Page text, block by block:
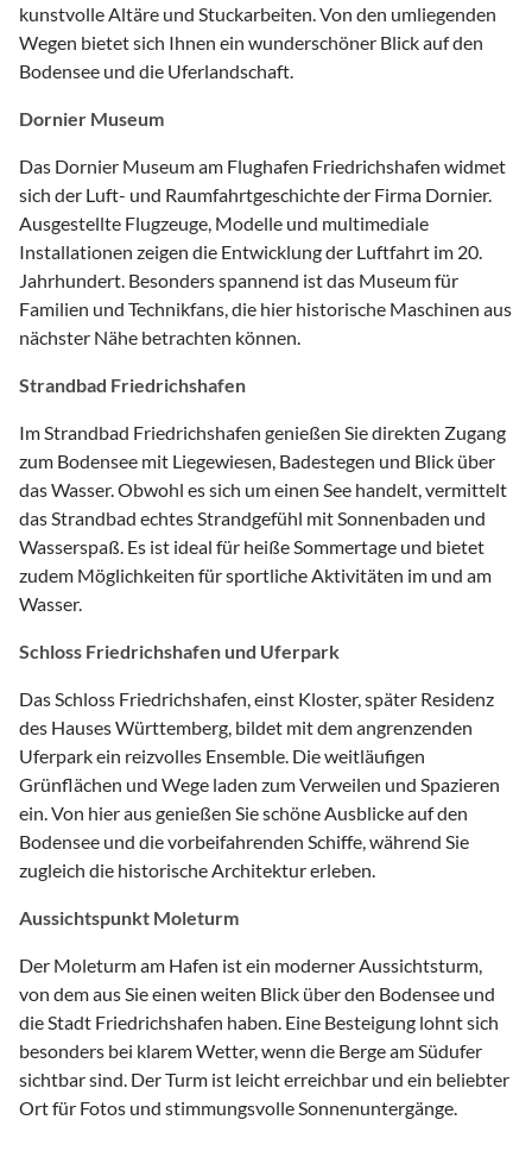
kunstvolle Altäre und Stuckarbeiten. Von den umliegenden
Wegen bietet sich Ihnen ein wunderschöner Blick auf den
Bodensee und die Uferlandschaft.
Dornier Museum
Das Dornier Museum am Flughafen Friedrichshafen widmet
sich der Luft- und Raumfahrtgeschichte der Firma Dornier.
Ausgestellte Flugzeuge, Modelle und multimediale
Installationen zeigen die Entwicklung der Luftfahrt im 20.
Jahrhundert. Besonders spannend ist das Museum für
Familien und Technikfans, die hier historische Maschinen aus
nächster Nähe betrachten können.
Strandbad Friedrichshafen
Im Strandbad Friedrichshafen genießen Sie direkten Zugang
zum Bodensee mit Liegewiesen, Badestegen und Blick über
das Wasser. Obwohl es sich um einen See handelt, vermittelt
das Strandbad echtes Strandgefühl mit Sonnenbaden und
Wasserspaß. Es ist ideal für heiße Sommertage und bietet
zudem Möglichkeiten für sportliche Aktivitäten im und am
Wasser.
Schloss Friedrichshafen und Uferpark
Das Schloss Friedrichshafen, einst Kloster, später Residenz
des Hauses Württemberg, bildet mit dem angrenzenden
Uferpark ein reizvolles Ensemble. Die weitläufigen
Grünflächen und Wege laden zum Verweilen und Spazieren
ein. Von hier aus genießen Sie schöne Ausblicke auf den
Bodensee und die vorbeifahrenden Schiffe, während Sie
zugleich die historische Architektur erleben.
Aussichtspunkt Moleturm
Der Moleturm am Hafen ist ein moderner Aussichtsturm,
von dem aus Sie einen weiten Blick über den Bodensee und
die Stadt Friedrichshafen haben. Eine Besteigung lohnt sich
besonders bei klarem Wetter, wenn die Berge am Südufer
sichtbar sind. Der Turm ist leicht erreichbar und ein beliebter
Ort für Fotos und stimmungsvolle Sonnenuntergänge.